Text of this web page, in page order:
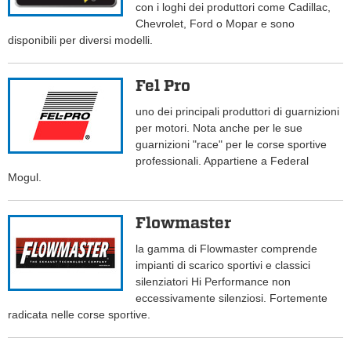
con i loghi dei produttori come Cadillac,
Chevrolet, Ford o Mopar e sono
disponibili per diversi modelli.
Fel Pro
uno dei principali produttori di guarnizioni
per motori. Nota anche per le sue
guarnizioni "race" per le corse sportive
professionali. Appartiene a Federal
Mogul.
Flowmaster
la gamma di Flowmaster comprende
impianti di scarico sportivi e classici
silenziatori Hi Performance non
eccessivamente silenziosi. Fortemente
radicata nelle corse sportive.